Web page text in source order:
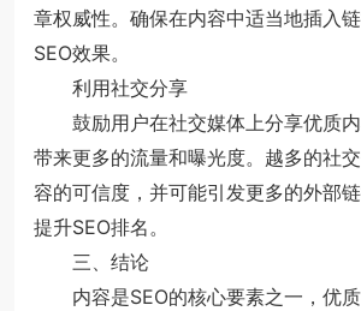
章权威性。确保在内容中适当地插入
SEO效果。
利用社交分享
鼓励用户在社交媒体上分享优质内
带来更多的流量和曝光度。越多的社
容的可信度，并可能引发更多的外部
提升SEO排名。
三、结论
内容是SEO的核心要素之一，优质